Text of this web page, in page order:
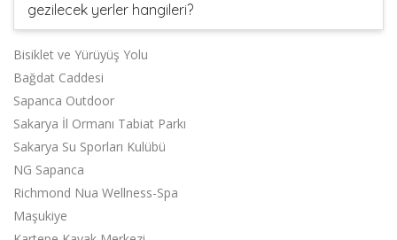
gezilecek yerler hangileri?
Bisiklet ve Yürüyüş Yolu
Bağdat Caddesi
Sapanca Outdoor
Sakarya İl Ormanı Tabiat Parkı
Sakarya Su Sporları Kulübü
NG Sapanca
Richmond Nua Wellness-Spa
Maşukiye